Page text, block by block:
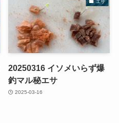
エサ
20250316 イソメいらず爆
釣マル秘エサ
2025-03-16